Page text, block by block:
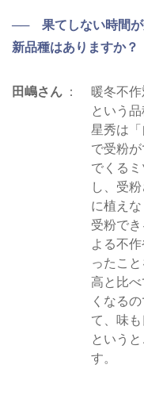
── 果てしない時間が
新品種はありますか？
田嶋さん
暖冬不
という
星秀は
で受粉
でくる
し、受
に植え
受粉で
よる不
ったこ
高と比
くなる
て、味
という
す。